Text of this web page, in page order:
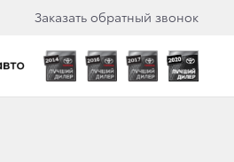
Заказать обратный звонок